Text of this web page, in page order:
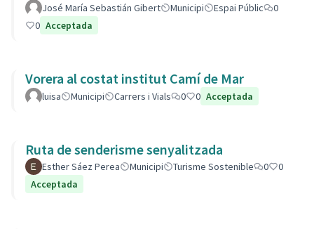
José María Sebastián Gibert Municipi Espai Públic
0
0 Acceptada
Vorera al costat institut Camí de Mar
luisa Municipi Carrers i Vials 0 0 Acceptada
Ruta de senderisme senyalitzada
Esther Sáez Perea Municipi Turisme Sostenible 0
0
Acceptada